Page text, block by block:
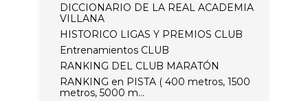
DICCIONARIO DE LA REAL ACADEMIA
VILLANA
HISTORICO LIGAS Y PREMIOS CLUB
Entrenamientos CLUB
RANKING DEL CLUB MARATÓN
RANKING en PISTA ( 400 metros, 1500
metros, 5000 m...